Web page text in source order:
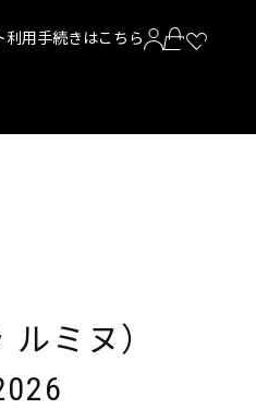
利用手続きはこちら
ミヌ）